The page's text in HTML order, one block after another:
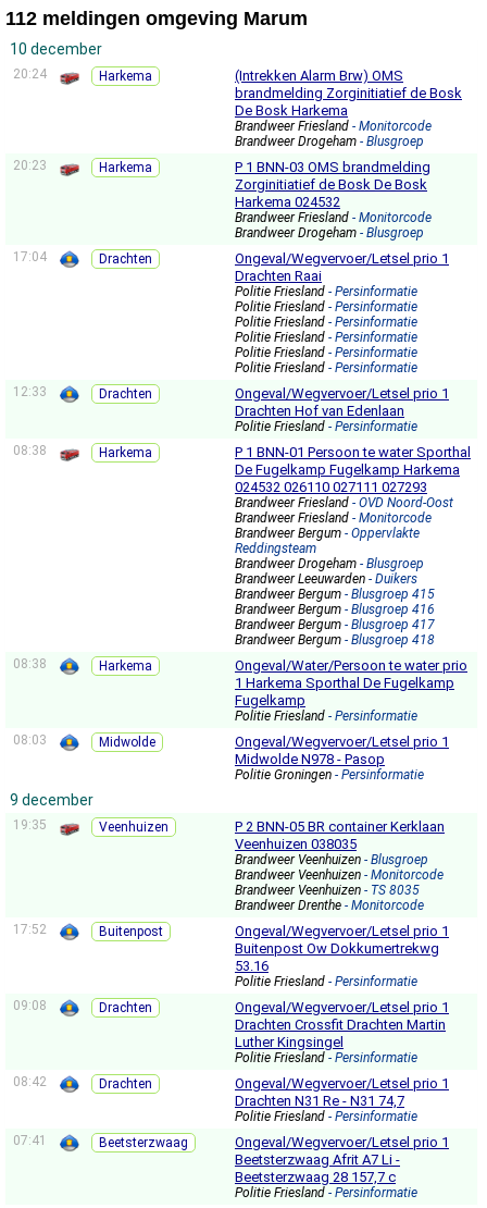
112 meldingen omgeving Marum
10 december
20:24 Harkema
(Intrekken Alarm Brw) OMS
brandmelding Zorginitiatief de Bosk
De Bosk Harkema
Brandweer Friesland - Monitorcode
Brandweer Drogeham - Blusgroep
20:23
Harkema
P 1 BNN-03 OMS brandmelding
Zorginitiatief de Bosk De Bosk
Harkema 024532
Brandweer Friesland - Monitorcode
Brandweer Drogeham - Blusgroep
17:04
Drachten
Ongeval/Wegvervoer/Letsel prio 1
Drachten Raai
Politie Friesland - Persinformatie
Politie Friesland - Persinformatie
Politie Friesland - Persinformatie
Politie Friesland - Persinformatie
Politie Friesland - Persinformatie
Politie Friesland - Persinformatie
12:33
Drachten
Ongeval/Wegvervoer/Letsel prio 1
Drachten Hof van Edenlaan
Politie Friesland - Persinformatie
08:38
Harkema
P 1 BNN-01 Persoon te water Sporthal
De Fugelkamp Fugelkamp Harkema
024532 026110 027111 027293
Brandweer Friesland - OVD Noord-Oost
Brandweer Friesland - Monitorcode
Brandweer Bergum - Oppervlakte
Reddingsteam
Brandweer Drogeham - Blusgroep
Brandweer Leeuwarden - Duikers
Brandweer Bergum - Blusgroep 415
Brandweer Bergum - Blusgroep 416
Brandweer Bergum - Blusgroep 417
Brandweer Bergum - Blusgroep 418
08:38
Harkema
Ongeval/Water/Persoon te water prio
1 Harkema Sporthal De Fugelkamp
Fugelkamp
Politie Friesland - Persinformatie
08:03
Midwolde
Ongeval/Wegvervoer/Letsel prio 1
Midwolde N978 - Pasop
Politie Groningen - Persinformatie
9 december
19:35 Veenhuizen
P 2 BNN-05 BR container Kerklaan
Veenhuizen 038035
Brandweer Veenhuizen - Blusgroep
Brandweer Veenhuizen - Monitorcode
Brandweer Veenhuizen - TS 8035
Brandweer Drenthe - Monitorcode
17:52
Buitenpost
Ongeval/Wegvervoer/Letsel prio 1
Buitenpost Ow Dokkumertrekwg
53.16
Politie Friesland - Persinformatie
09:08
Drachten
Ongeval/Wegvervoer/Letsel prio 1
Drachten Crossfit Drachten Martin
Luther Kingsingel
Politie Friesland - Persinformatie
08:42
Drachten
Ongeval/Wegvervoer/Letsel prio 1
Drachten N31 Re - N31 74,7
Politie Friesland - Persinformatie
07:41
Beetsterzwaag
Ongeval/Wegvervoer/Letsel prio 1
Beetsterzwaag Afrit A7 Li -
Beetsterzwaag 28 157,7 c
Politie Friesland - Persinformatie